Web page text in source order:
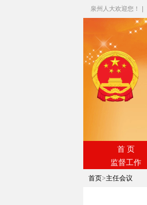
泉州人大欢迎您！
首 页
监督工作
首页>主任会议